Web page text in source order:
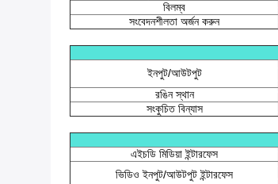
বিলম্ব
সংবেদনশীলতা অর্জন করুন
ইনপুট/আউটপুট
রঙিন স্থান
সংকুচিত বিন্যাস
এইচডি মিডিয়া ইন্টারফেস
ভিডিও ইনপুট/আউটপুট ইন্টারফেস